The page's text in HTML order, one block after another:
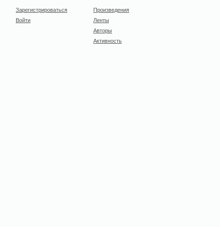
Зарегистрироваться
Войти
Произведения
Ленты
Авторы
Активность